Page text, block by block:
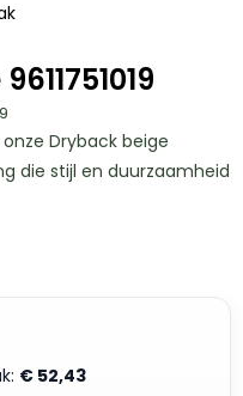
Dryback beige
die stijl en duurzaamheid
€ 52,43